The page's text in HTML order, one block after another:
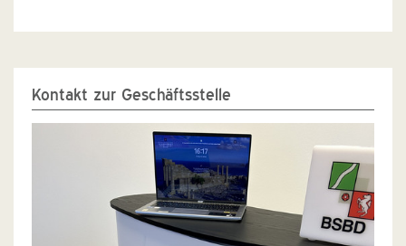
Kontakt zur Geschäftsstelle